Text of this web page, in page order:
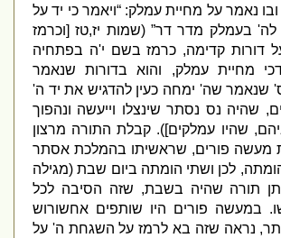
נאמר על מחיית עמלק: “ויאמר כי יד על
'בעמלק מדר דר”(שמות יז טז[וכרמז
קדימה,כרמז בשם י' ה בפתחיה
מחיית עמלק,והוא בדורות שנאמר
שה'ימחה כעין להדגיש את יד ה
,שהיה נס נסתר שינצלו וייעשה ונהפוך
,שהיו עמלקים]).קבלת התורה מרצון
פורים,שראשיתו בהמלכת אסתר
,לכן ושתי הומתה ביום שבת(מגילה
תורה שהיה בשבת,שזה הסיבה לכל
במעשה פורים היו שותפים אחשורוש
,נראה שזה בא לרמז על השגחת ה 'על